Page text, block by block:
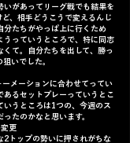
いがあってリーグ戦でも結果を
、相手どうこうで変えるんじ
分たちがやっぱ上に行くため
うっていうところで、特に同志
て。自分たちを出して、勝っ
いでした。
メーションに合わせてってい
あるセットプレーっていうとこ
いうところは1つの、今週のス
ったのかなと思います。
更
トップの勢いに押されがちな